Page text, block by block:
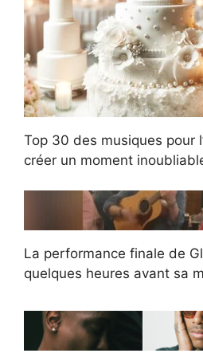
Top 30 des musiques pour
créer un moment
La performance finale de
quelques heures avant sa